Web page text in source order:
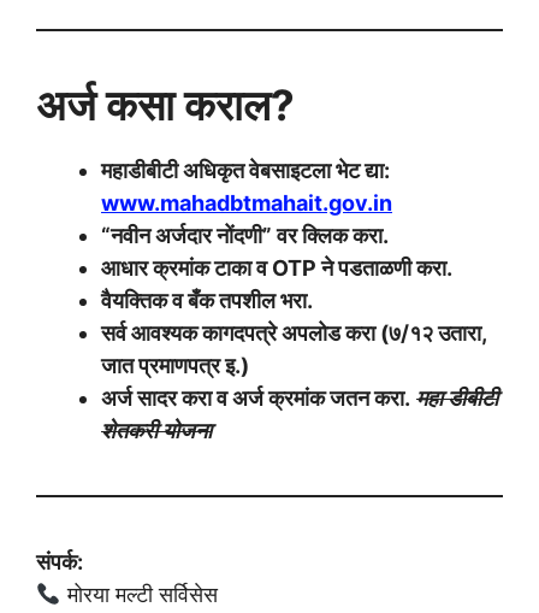
अर्ज कसा कराल?
महाडीबीटी अधिकृत वेबसाइटला भेट द्या:
www.mahadbtmahait.gov.in
“नवीन अर्जदार नोंदणी” वर क्लिक करा.
आधार क्रमांक टाका व OTP ने पडताळणी करा.
वैयक्तिक व बँक तपशील भरा.
सर्व आवश्यक कागदपत्रे अपलोड करा (७/१२ उतारा,
जात प्रमाणपत्र इ.)
अर्ज सादर करा व अर्ज क्रमांक जतन करा. महा डीबीटी
शेतकरी योजना
संपर्क:
मोरया मल्टी सर्विसेस